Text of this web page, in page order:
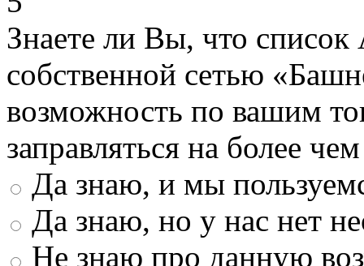
Знаете ли Вы, что
собственной сетью
возможность по вашим
заправляться на более
Да знаю, и мы
Да знаю, но у нас нет
Не знаю про данную